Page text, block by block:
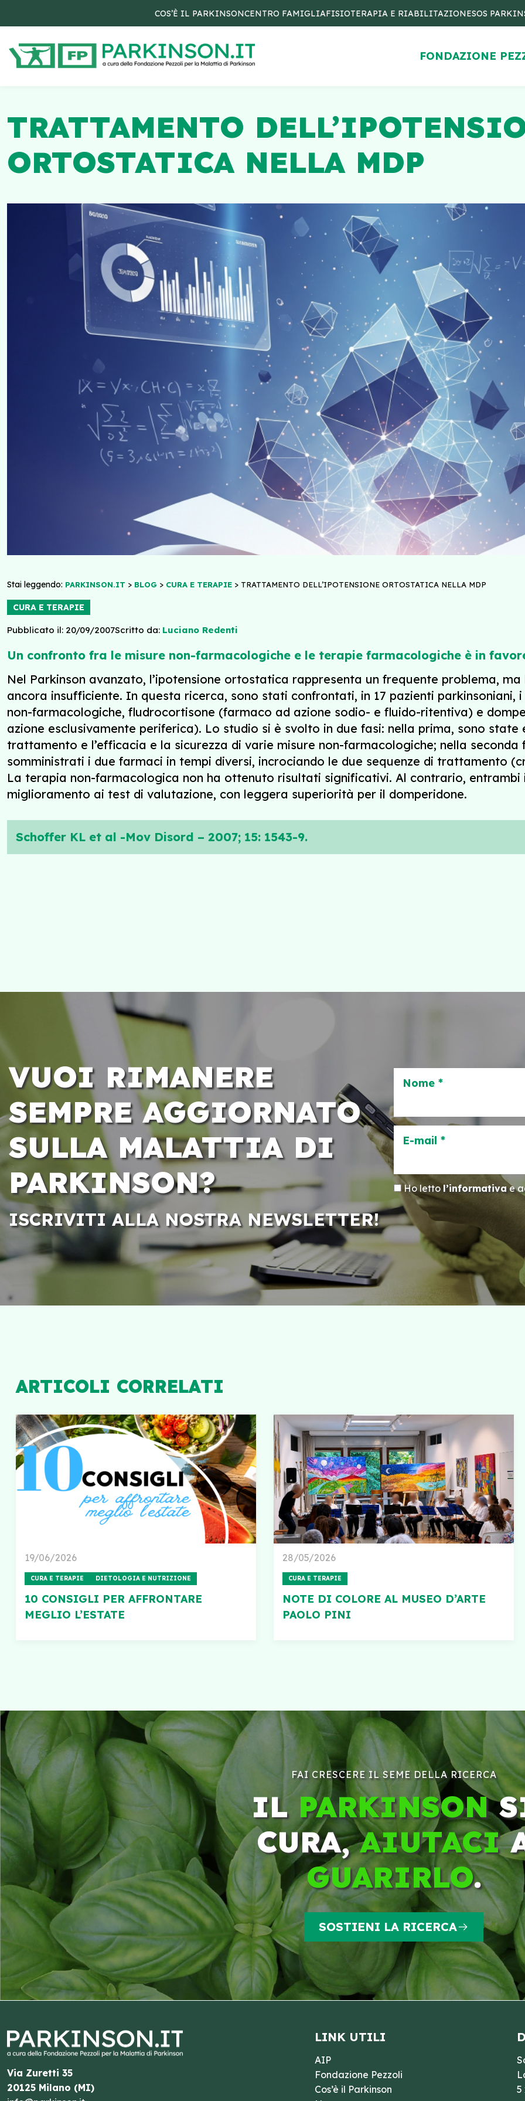
COS’È IL PARKINSONCENTRO FAMIGLIAFISIOTERAPIA E RIABILITAZIONESOS
FONDAZIONE
TRATTAMENTO
ORTOSTATICA NELLA MDP
Stai leggendo: PARKINSON.IT > BLOG > CURA E TERAPIE > TRATTAMENTO DELL’IPOTENSIONE ORTOSTATICA NELLA MDP
CURA E TERAPIE
Pubblicato il: 20/09/2007Scritto da: Luciano Redenti
Un confronto fra le misure non-farmacologiche e le terapie farmacologiche è in
Nel Parkinson avanzato, l’ipotensione ortostatica rappresenta un frequente problema,
ancora insufficiente. In questa ricerca, sono stati confrontati, in 17 pazienti
non-farmacologiche, fludrocortisone (farmaco ad azione sodio- e fluido-ritentiva) e
azione esclusivamente periferica). Lo studio si è svolto in due fasi: nella prima, sono state
trattamento e l’efficacia e la sicurezza di varie misure non-farmacologiche; nella
somministrati i due farmaci in tempi diversi, incrociando le due sequenze di trattamento
La terapia non-farmacologica non ha ottenuto risultati significativi. Al contrario,
miglioramento ai test di valutazione, con leggera superiorità per il domperidone.
Schoffer KL et al -Mov Disord – 2007; 15: 1543-9.
VUOI RIMANERE
SEMPRE AGGIORNATO
SULLA MALATTIA DI
PARKINSON?
ISCRIVITI ALLA NOSTRA NEWSLETTER!
Nome *
E-mail *
Ho letto l’informativae
ARTICOLI CORRELATI
19/06/2026
CURA E TERAPIE DIETOLOGIA E NUTRIZIONE
10 CONSIGLI PER AFFRONTARE
MEGLIO L’ESTATE
28/05/2026
CURA E TERAPIE
NOTE DI COLORE AL MUSEO D’ARTE
PAOLO PINI
FAI CRESCERE IL SEME DELLA RICERCA
ILPARKINSON
CURA,AIUTACI
GUARIRLO.
SOSTIENI LA RICERCA
Via Zuretti 35
20125 Milano (MI)
LINK UTILI
AIP
Fondazione Pezzoli
Cos’è il Parkinson
5